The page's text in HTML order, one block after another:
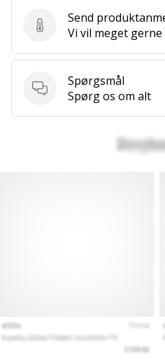
Send
Send
Vi vil meget
Spørgsmål
Spørgsmål
Spørg os om alt